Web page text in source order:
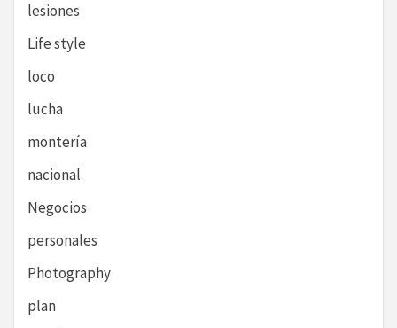
lesiones
Life style
loco
lucha
montería
nacional
Negocios
personales
Photography
plan